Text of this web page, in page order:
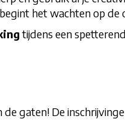
het wachten op de
tijdens een
gaten! De